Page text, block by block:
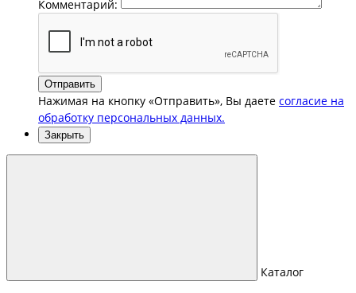
Комментарий:
Отправить
Нажимая на кнопку «Отправить», Вы даете согласие на
обработку персональных данных.
Закрыть
Каталог